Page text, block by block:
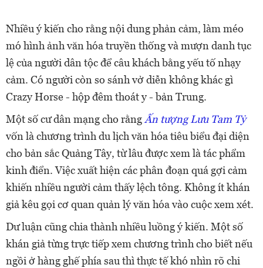
Nhiều ý kiến cho rằng nội dung phản cảm, làm méo
mó hình ảnh văn hóa truyền thống và mượn danh tục
lệ của người dân tộc để câu khách bằng yếu tố nhạy
cảm. Có người còn so sánh vở diễn không khác gì
Crazy Horse - hộp đêm thoát y - bản Trung.
Một số cư dân mạng cho rằngẤn tượng Lưu Tam Tỷ
vốn là chương trình du lịch văn hóa tiêu biểu đại diện
cho bản sắc Quảng Tây, từ lâu được xem là tác phẩm
kinh điển. Việc xuất hiện các phân đoạn quá gợi cảm
khiến nhiều người cảm thấy lệch tông. Không ít khán
giả kêu gọi cơ quan quản lý văn hóa vào cuộc xem xét.
Dư luận cũng chia thành nhiều luồng ý kiến. Một số
khán giả từng trực tiếp xem chương trình cho biết nếu
ngồi ở hàng ghế phía sau thì thực tế khó nhìn rõ chi